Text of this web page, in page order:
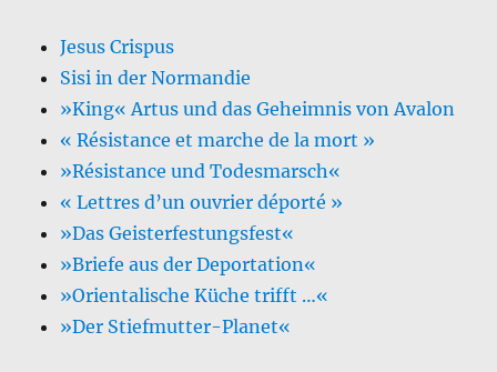
Jesus Crispus
Sisi in der Normandie
»King« Artus und das Geheimnis von Avalon
« Résistance et marche de la mort »
»Résistance und Todesmarsch«
« Lettres d’un ouvrier déporté »
»Das Geisterfestungsfest«
»Briefe aus der Deportation«
»Orientalische Küche trifft …«
»Der Stiefmutter-Planet«